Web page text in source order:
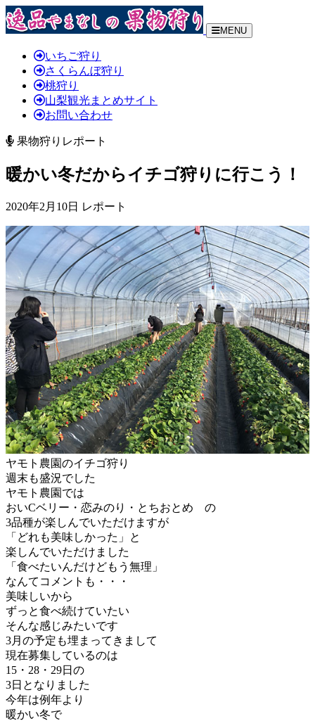
MENU
いちご狩り
さくらんぼ狩り
桃狩り
山梨観光まとめサイト
お問い合わせ
果物狩りレポート
暖かい冬だからイチゴ狩りに行こう！
2020年2月10日 レポート
ヤモト農園のイチゴ狩り
週末も盛況でした
ヤモト農園では
おいCベリー・恋みのり・とちおとめ の
3品種が楽しんでいただけますが
「どれも美味しかった」と
楽しんでいただけました
「食べたいんだけどもう無理」
なんてコメントも・・・
美味しいから
ずっと食べ続けていたい
そんな感じみたいです
3月の予定も埋まってきまして
現在募集しているのは
15・28・29日の
3日となりました
今年は例年より
暖かい冬で